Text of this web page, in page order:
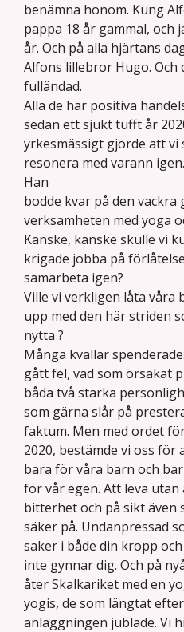
benämna honom. Kung
pappa 18 år gammal, och
år. Och på alla hjärtans
Alfons lillebror Hugo. Och
fulländad.
Alla de här positiva
sedan ett sjukt tufft år
yrkesmässigt gjorde att vi
resonera med varann
Han
bodde kvar på den
verksamheten med yoga
Kanske, kanske skulle vi
krigade jobba på
samarbeta igen?
Ville vi verkligen låta våra
upp med den här striden
nytta ?
Många kvällar
gått fel, vad som orsakat
båda två starka
som gärna slår på
faktum. Men med ordet
2020, bestämde vi oss för
bara för våra barn och
för vår egen. Att leva
bitterhet och på sikt även
säker på. Undanpressad
saker i både din kropp
inte gynnar dig. Och på
åter Skalkariket med en
yogis, de som längtat
anläggningen jublade. Vi